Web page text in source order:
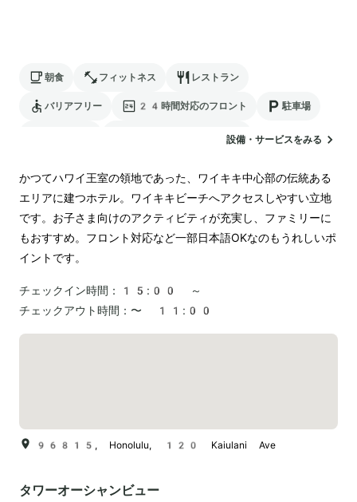
朝食 フィットネス レストラン
バリアフリー 24時間対応のフロント 駐車場
電気自動車の充電スタンド設備・サービスをみる
かつてハワイ王室の領地であった、ワイキキ中心部の伝統ある
エリアに建つホテル。ワイキキビーチへアクセスしやすい立地
です。お子さま向けのアクティビティが充実し、ファミリーに
もおすすめ。フロント対応など一部日本語OKなのもうれしいポ
イントです。
チェックイン時間：
15:00 ～
チェックアウト時間： 〜 11:00
96815, Honolulu, 120 Kaiulani Ave
タワーオーシャンビュー